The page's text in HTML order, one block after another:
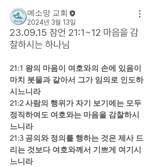
예소망 교회
2024년 3월 13일
23.09.15 잠언 21:1~12 마음을 감
찰하시는 하나님
21:1 왕의 마음이 여호와의 손에 있음이
마치 봇물과 같아서 그가 임의로 인도하
시느니라
21:2 사람의 행위가 자기 보기에는 모두
정직하여도 여호와는 마음을 감찰하시
느니라
21:3 공의와 정의를 행하는 것은 제사 드
리는 것보다 여호와께서 기쁘게 여기시
느니라